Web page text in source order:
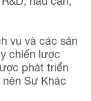
vụ và các sản
chiến lược
phát triển
Sự Khác